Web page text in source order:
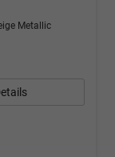
Metallic